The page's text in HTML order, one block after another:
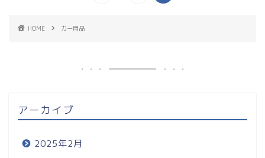
HOME カー用品
アーカイブ
2025年2月